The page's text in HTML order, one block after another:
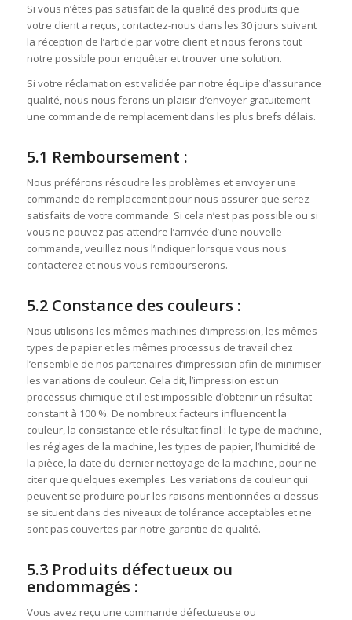
Si vous n’êtes pas satisfait de la qualité des produits que
votre client a reçus, contactez-nous dans les 30 jours suivant
la réception de l’article par votre client et nous ferons tout
notre possible pour enquêter et trouver une solution.
Si votre réclamation est validée par notre équipe d’assurance
qualité, nous nous ferons un plaisir d’envoyer gratuitement
une commande de remplacement dans les plus brefs délais.
5.1 Remboursement :
Nous préférons résoudre les problèmes et envoyer une
commande de remplacement pour nous assurer que serez
satisfaits de votre commande. Si cela n’est pas possible ou si
vous ne pouvez pas attendre l’arrivée d’une nouvelle
commande, veuillez nous l’indiquer lorsque vous nous
contacterez et nous vous rembourserons.
5.2 Constance des couleurs :
Nous utilisons les mêmes machines d’impression, les mêmes
types de papier et les mêmes processus de travail chez
l’ensemble de nos partenaires d’impression afin de minimiser
les variations de couleur. Cela dit, l’impression est un
processus chimique et il est impossible d’obtenir un résultat
constant à 100 %. De nombreux facteurs influencent la
couleur, la consistance et le résultat final : le type de machine,
les réglages de la machine, les types de papier, l’humidité de
la pièce, la date du dernier nettoyage de la machine, pour ne
citer que quelques exemples. Les variations de couleur qui
peuvent se produire pour les raisons mentionnées ci-dessus
se situent dans des niveaux de tolérance acceptables et ne
sont pas couvertes par notre garantie de qualité.
5.3 Produits défectueux ou
endommagés :
Vous avez reçu une commande défectueuse ou